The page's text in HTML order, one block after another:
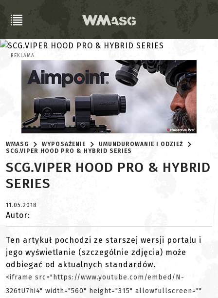
REKLAMA
WMASG WYPOSAŻENIE
UMUNDUROWANIE I ODZIEŻ
SCG.VIPER HOOD PRO & HYBRID SERIES
SCG.VIPER HOOD PRO & HYBRID
SERIES
11.05.2018
Autor:
Ten artykuł pochodzi ze starszej wersji portalu i
jego wyświetlanie (szczególnie zdjęcia) może
odbiegać od aktualnych standardów.
<iframe src="https://www.youtube.com/embed/N-
326tU7hi4" width="560" height="315" allowfullscreen=""